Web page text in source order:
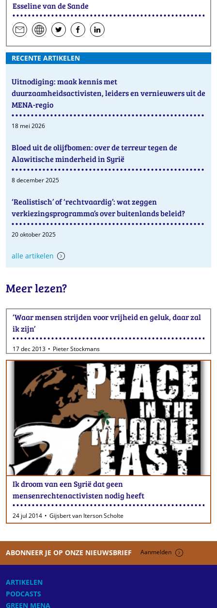
Esseline van de Sande
een
e-
mail
websitehen
op
Twitter
hen
op
Facebook
hen
op
LinkedIn
RECENTE ARTIKELEN
Uitnodiging: maak kennis met
duurzaamheidsactivisten, leiders en vernieuwers uit de
MENA-regio
18 mei 2026
Bloed uit de olijfbomen: over de terreur tegen de
Alawitische minderheid in Syrië
8 december 2025
‘Realistisch’ of ‘rechtvaardig’: wat zeggen
verkiezingsprogramma’s over buitenlands beleid?
20 oktober 2025
alle artikelen
Meer lezen?
‘Waar mensen strijden voor vrijheid en geluk, daar zal
ik zijn’
17 dec 2013 Pieter Stockmans
Ik droom van een Syrië dat geen
mensenrechtenactivisten nodig heeft
24 jul 2014 Gijsbert van Iterson Scholte
ABONNEER JE OP ONZE NIEUWSBRIEF Aanmelden
ARTIKELEN
PODCASTS
GREEN MENA